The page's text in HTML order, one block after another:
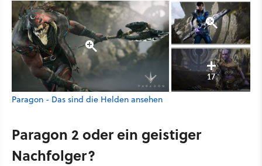
17
Paragon - Das sind die Helden ansehen
Paragon 2 oder ein geistiger
Nachfolger?